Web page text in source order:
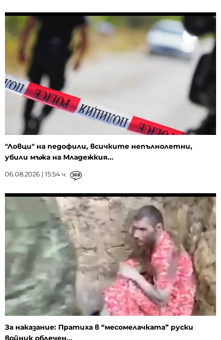
"Ловци" на педофили, всичките непълнолетни,
убили мъжа на Младежкия...
06.08.2026 | 15:54 ч. 368
За наказание: Пратиха в “месомелачката” руски
войник облечен...